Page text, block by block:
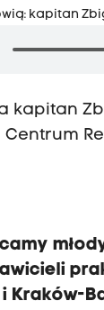
kapitan
kapitan
Centrum
i Kraków-